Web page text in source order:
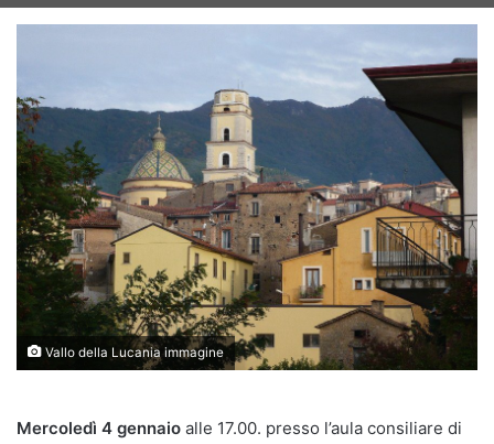
Vallo della Lucania immagine
Mercoledì 4 gennaio alle 17.00. presso l’aula consiliare di